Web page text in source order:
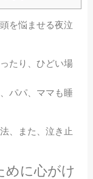
を悩ませる夜泣
たり、ひどい場
パパ、ママも睡
、また、泣き止
めに心がけ